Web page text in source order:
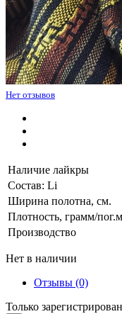
Нет отзывов
Наличие лайкры
Состав: Li
Ширина полотна, см.
Плотность, грамм/пог.м
Производство
Нет в наличии
Отзывы (0)
Только